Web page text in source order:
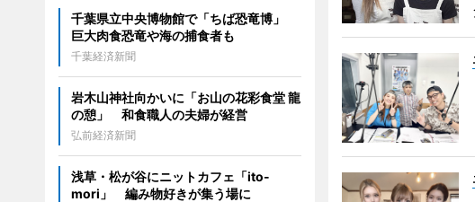
千葉県立中央博物館で「ちば恐竜博」
巨大肉食恐竜や海の捕食者も
千葉経済新聞
岩木山神社向かいに「お山の花彩食堂 龍
の憩」 和食職人の夫婦が経営
弘前経済新聞
浅草・松が谷にニットカフェ「ito-
mori」 編み物好きが集う場に